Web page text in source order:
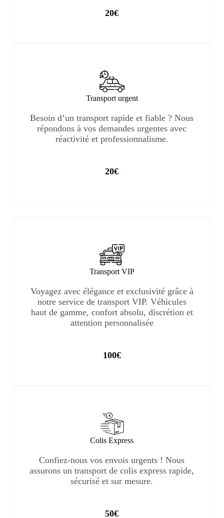
20€
Transport urgent
Besoin d’un transport rapide et fiable ? Nous
répondons à vos demandes urgentes avec
réactivité et professionnalisme.
20€
Transport VIP
Voyagez avec élégance et exclusivité grâce à
notre service de transport VIP. Véhicules
haut de gamme, confort absolu, discrétion et
attention personnalisée
100€
Colis Express
Confiez-nous vos envois urgents ! Nous
assurons un transport de colis express rapide,
sécurisé et sur mesure.
50€